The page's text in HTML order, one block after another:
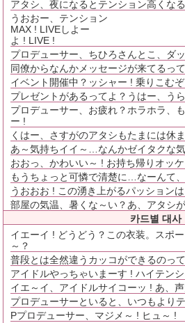
アタシ、夜になるとテンション高くな
うおおー、テンション
MAX ! LIVEしよー
よ ! LIVE !
プロデューサー、ちひろさんとこ、ダ
同僚からなんかメッセージが来てるっ
イベント開催中？ッシャー ! 乗りこむ
プレゼントがあるってよ？うはー、う
プロデューサー、お疲れ？ホラホラ、
ー !
くはー、さすがのアタシもたまには休
あ～気持ちイイ～…なんかゼイタクな
おおっ、かわいい～ ! お持ち帰りオッ
もうちょっと可憐で清楚に…なーんて
うおおお ! この湧き上がるパッション
部屋の気温、暑くな～い？あ、アタシ
카드별 대사
イエーイ ! どうどう？この衣装。スポ
～？
普段とは全然違うカッコができるのっ
アイドルやっちゃいまーす ! ハイテン
イエ～イ、アイドルサイコーッ ! あ、
プロデューサーといると、いつもより
Pプロデューサー、マジメ～ ! ヒュ～ !